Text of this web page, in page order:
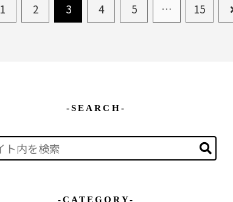
1 2 3 4 5 … 15
-SEARCH-
-CATEGORY-